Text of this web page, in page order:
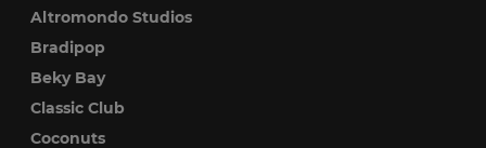
Altromondo Studios
Bradipop
Beky Bay
Classic Club
Coconuts